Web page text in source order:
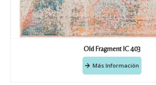
Old Fragment IC 403
Más Información